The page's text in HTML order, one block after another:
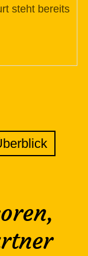
steht bereits